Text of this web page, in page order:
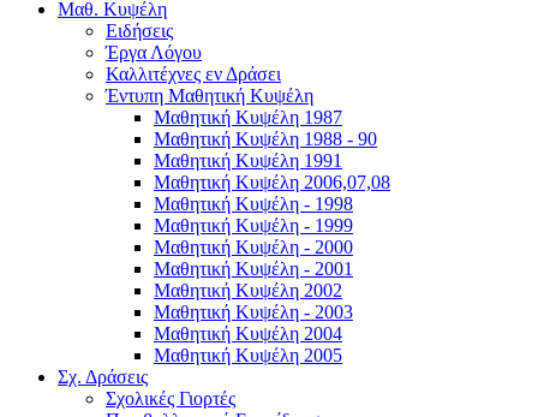
Μαθ. Κυψέλη
Ειδήσεις
Έργα Λόγου
Καλλιτέχνες εν Δράσει
Έντυπη Μαθητική Κυψέλη
Μαθητική Κυψέλη 1987
Μαθητική Κυψέλη 1988 - 90
Μαθητική Κυψέλη 1991
Μαθητική Κυψέλη 2006,07,08
Μαθητική Κυψέλη - 1998
Μαθητική Κυψέλη - 1999
Μαθητική Κυψέλη - 2000
Μαθητική Κυψέλη - 2001
Μαθητική Κυψέλη 2002
Μαθητική Κυψέλη - 2003
Μαθητική Κυψέλη 2004
Μαθητική Κυψέλη 2005
Σχ. Δράσεις
Σχολικές Γιορτές